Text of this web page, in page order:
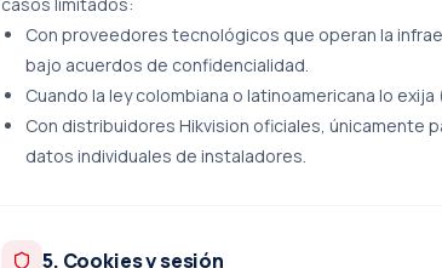
Con proveedores tecnológicos que operan la
bajo acuerdos de confidencialidad.
Cuando la ley colombiana o latinoamericana lo
Con distribuidores Hikvision oficiales, únicamente
datos individuales de instaladores.
5. Cookies y sesión